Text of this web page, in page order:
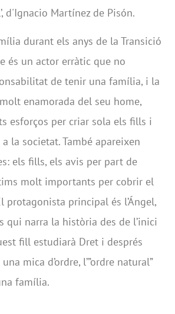
d'Ignacio Martínez de Pisón.
durant els anys de la Transició
és un actor erràtic que no
de tenir una família, i la
enamorada del seu home,
esforços per criar sola els fills i
la societat. També apareixen
els fills, els avis per part de
molt importants per cobrir el
protagonista principal és l’Ángel,
qui narra la història des de l’inici
fill estudiarà Dret i després
mica d’ordre, l’”ordre natural”
família.